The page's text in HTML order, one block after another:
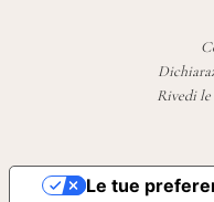
Rivedi
Le tue